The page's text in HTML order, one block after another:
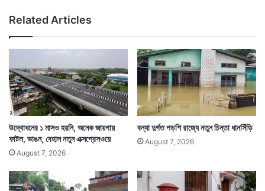
(সংবাদ সংস্থার সাহায্য নিয়ে লেখা)
হা
য়
দ
বা
দ
ম
নো
ন
ন
প
ত্র
দা
খি
ল
ক
লে
ন
Related Articles
উদ্বোধনের ১ মাসও হয়নি, অনেক জায়গায়
ফাটল, ভাঙন, বেহাল নতুন এক্সপ্রেসওয়ে
August 7, 2026
বন্যা দুর্গত পড়শি রাজ্যে নতুন চিন্তা ধানসিঁড়ি
August 7, 2026